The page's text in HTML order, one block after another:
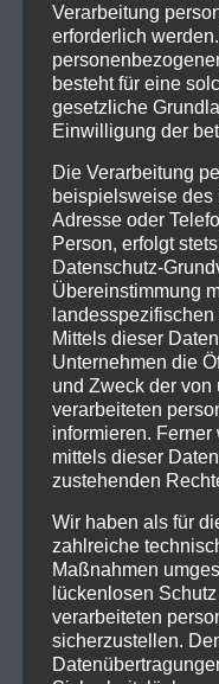
Vor allem aber gibt
vier
Mitglieder der Rock
hat: Hits wie „Rock
frühen Platten,
späteren Phasen
Stunden geben die
Dazu lässt „Demon“
seine Zunge
Drachenfüßen
Stanley ständig in
Rock’n’Roll-
versprechen: „ Die
alle, die uns schon
für die, die das bisher
Keine Frage: Die
Rock’n’Roller,
spektakulärer
You wanted the
band in the world…
Verarbeitung
erforderlich
besteht für eine
gesetzliche
Einwilligung der
Die Verarbeitung
beispielsweise des
Adresse oder
Person, erfolgt
Datenschutz-
Übereinstimmung
Mittels dieser
Unternehmen die
und Zweck der von
verarbeiteten
informieren.
mittels dieser
zustehenden
Wir haben als für
zahlreiche
Maßnahmen
lückenlosen
verarbeiteten
sicherzustellen.